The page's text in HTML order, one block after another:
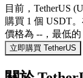
目前，TetherUS
購買 1 個 USDT
價格為 --，最低的
立即購買 TetherUS